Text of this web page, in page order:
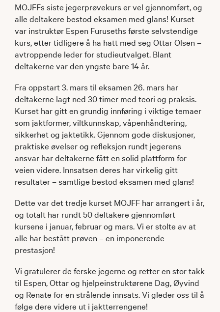
MOJFFs siste jegerprøvekurs er vel gjennomført, og
alle deltakere bestod eksamen med glans! Kurset
var instruktør Espen Furuseths første selvstendige
kurs, etter tidligere å ha hatt med seg Ottar Olsen –
avtroppende leder for studieutvalget. Blant
deltakerne var den yngste bare 14 år.
Fra oppstart 3. mars til eksamen 26. mars har
deltakerne lagt ned 30 timer med teori og praksis.
Kurset har gitt en grundig innføring i viktige temaer
som jaktformer, viltkunnskap, våpenhåndtering,
sikkerhet og jaktetikk. Gjennom gode diskusjoner,
praktiske øvelser og refleksjon rundt jegerens
ansvar har deltakerne fått en solid plattform for
veien videre. Innsatsen deres har virkelig gitt
resultater – samtlige bestod eksamen med glans!
Dette var det tredje kurset MOJFF har arrangert i år,
og totalt har rundt 50 deltakere gjennomført
kursene i januar, februar og mars. Vi er stolte av at
alle har bestått prøven – en imponerende
prestasjon!
Vi gratulerer de ferske jegerne og retter en stor takk
til Espen, Ottar og hjelpeinstruktørene Dag, Øyvind
og Renate for en strålende innsats. Vi gleder oss til å
følge dere videre ut i jaktterrengene!